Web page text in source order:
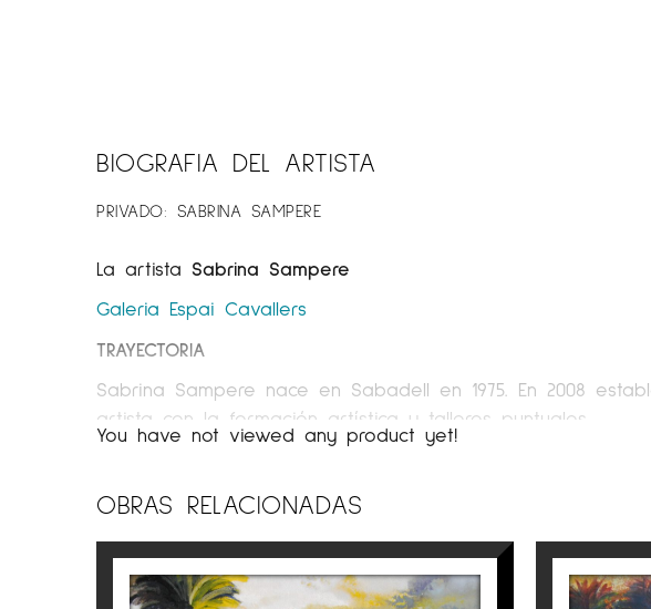
BIOGRAFIA DEL ARTISTA
PRIVADO: SABRINA SAMPERE
La artista Sabrina Sampere
Galeria Espai Cavallers
TRAYECTORIA
Sabrina Sampere nace en Sabadell en 1975. En 2008
artista con la formación artística y talleres puntuales.
instalaciones efímeras.
Ha sido seleccionada para el Premio de Pintura Joven
Camí de Terrassa, entre otros.
You have not viewed any product yet!
OBRAS RELACIONADAS